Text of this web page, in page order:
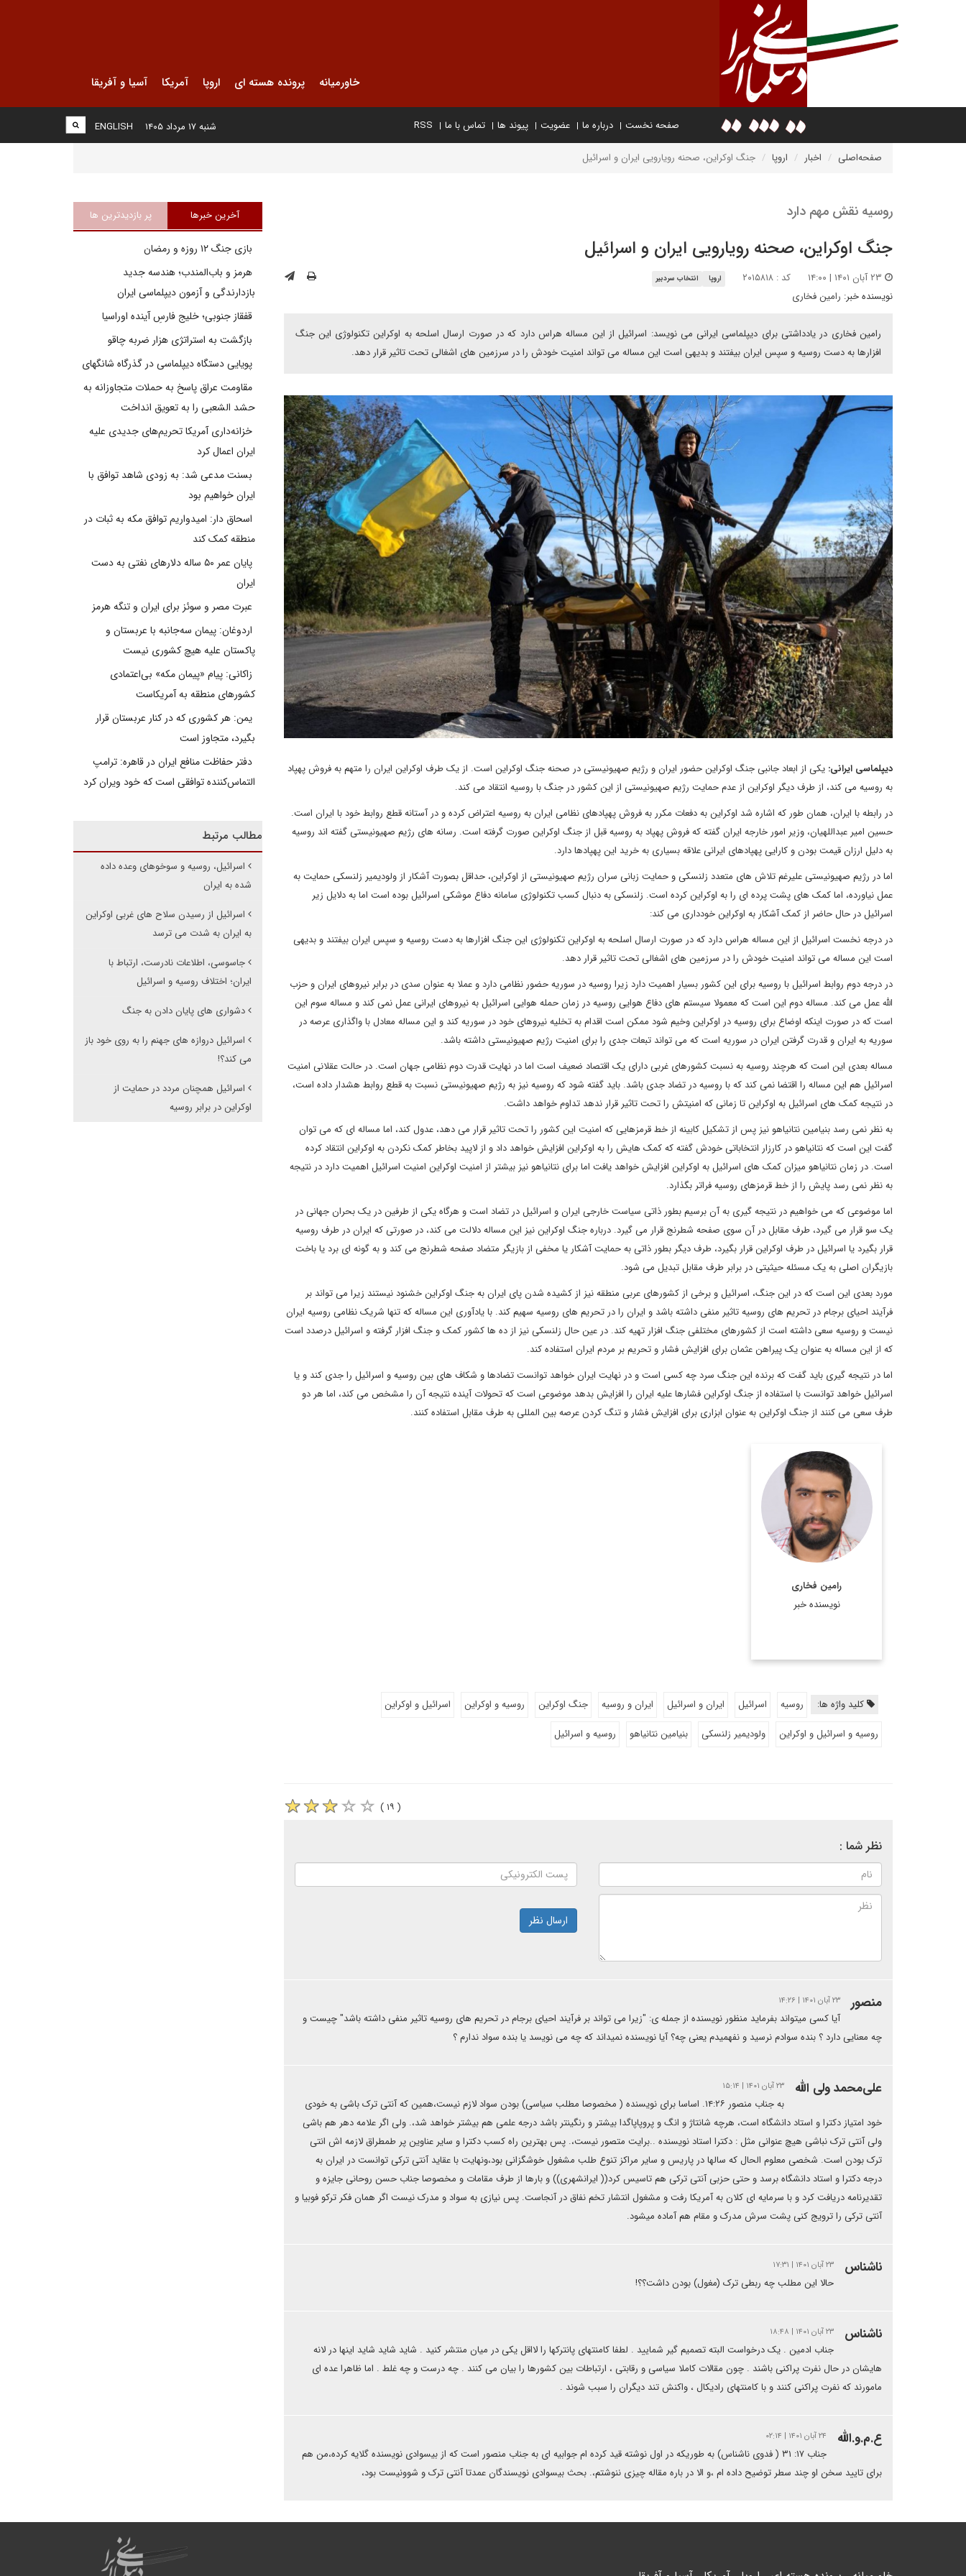
خاورمیانه پرونده هسته ای اروپا آمریکا آسیا و آفریقا
صفحه نخست درباره ما عضویت پیوند ها تماس با ما RSS
ENGLISH شنبه ۱۷ مرداد ۱۴۰۵
صفحه‌اصلی اخبار اروپا جنگ اوکراین، صحنه رویارویی ایران و اسرائیل
روسیه نقش مهم دارد
جنگ اوکراین، صحنه رویارویی ایران و اسرائیل
کد : ۲۰۱۵۸۱۸ اروپا انتخاب سردبیر
نویسنده خبر: رامین فخاری
رامین فخاری در یادداشتی برای دیپلماسی ایرانی می نویسد: اسرائیل از این مساله هراس دارد که در صورت ارسال اسلحه به اوکراین تکنولوژی این جنگ
افزارها به دست روسیه و سپس ایران بیفتند و بدیهی است این مساله می تواند امنیت خودش را در سرزمین های اشغالی تحت تاثیر قرار دهد.
دیپلماسی ایرانی: یکی از ابعاد جانبی جنگ اوکراین حضور ایران و رژیم صهیونیستی در صحنه جنگ اوکراین است. از یک طرف اوکراین ایران را متهم به فروش پهپاد
به روسیه می کند، از طرف دیگر اوکراین از عدم حمایت رژیم صهیونیستی از این کشور در جنگ با روسیه انتقاد می کند.
در رابطه با ایران، همان طور که اشاره شد اوکراین به دفعات مکرر به فروش پهپادهای نظامی ایران به روسیه اعتراض کرده و در آستانه قطع روابط خود با ایران است.
حسین امیر عبداللهیان، وزیر امور خارجه ایران گفته که فروش پهپاد به روسیه قبل از جنگ اوکراین صورت گرفته است. رسانه های رژیم صهیونیستی گفته اند روسیه
به دلیل ارزان قیمت بودن و کارایی پهپادهای ایرانی علاقه بسیاری به خرید این پهپادها دارد.
اما در رژیم صهیونیستی علیرغم تلاش های متعدد زلنسکی و حمایت زبانی سران رژیم صهیونیستی از اوکراین، حداقل بصورت آشکار از ولودیمیر زلنسکی حمایت به
عمل نیاورده، اما کمک های پشت پرده ای را به اوکراین کرده است. زلنسکی به دنبال کسب تکنولوژی سامانه دفاع موشکی اسرائیل بوده است اما به دلایل زیر
اسرائیل در حال حاضر از کمک آشکار به اوکراین خودداری می کند:
در درجه نخست اسرائیل از این مساله هراس دارد که در صورت ارسال اسلحه به اوکراین تکنولوژی این جنگ افزارها به دست روسیه و سپس ایران بیفتند و بدیهی
است این مساله می تواند امنیت خودش را در سرزمین های اشغالی تحت تاثیر قرار دهد.
در درجه دوم روابط اسرائیل با روسیه برای این کشور بسیار اهمیت دارد زیرا روسیه در سوریه حضور نظامی دارد و عملا به عنوان سدی در برابر نیروهای ایران و حزب
الله عمل می کند. مساله دوم این است که معمولا سیستم های دفاع هوایی روسیه در زمان حمله هوایی اسرائیل به نیروهای ایرانی عمل نمی کند و مساله سوم این
است که در صورت اینکه اوضاع برای روسیه در اوکراین وخیم شود ممکن است اقدام به تخلیه نیروهای خود در سوریه کند و این مساله معادل با واگذاری عرصه در
سوریه به ایران و قدرت گرفتن ایران در سوریه است که می تواند تبعات جدی را برای امنیت رژیم صهیونیستی داشته باشد.
مساله بعدی این است که هرچند روسیه به نسبت کشورهای غربی دارای یک اقتصاد ضعیف است اما در نهایت قدرت دوم نظامی جهان است. در حالت عقلانی امنیت
اسرائیل هم این مساله را اقتضا نمی کند که با روسیه در تضاد جدی باشد. باید گفته شود که روسیه نیز به رژیم صهیونیستی نسبت به قطع روابط هشدار داده است،
در نتیجه کمک های اسرائیل به اوکراین تا زمانی که امنیتش را تحت تاثیر قرار ندهد تداوم خواهد داشت.
به نظر نمی رسد بنیامین نتانیاهو نیز پس از تشکیل کابینه از خط قرمزهایی که امنیت این کشور را تحت تاثیر قرار می دهد، عدول کند، اما مساله ای که می توان
گفت این است که نتانیاهو در کارزار انتخاباتی خودش گفته که کمک هایش را به اوکراین افزایش خواهد داد و از لاپید بخاطر کمک نکردن به اوکراین انتقاد کرده
است. در زمان نتانیاهو میزان کمک های اسرائیل به اوکراین افزایش خواهد یافت اما برای نتانیاهو نیز بیشتر از امنیت اوکراین امنیت اسرائیل اهمیت دارد در نتیجه
به نظر نمی رسد پایش را از خط قرمزهای روسیه فراتر بگذارد.
اما موضوعی که می خواهیم در نتیجه گیری به آن برسیم بطور ذاتی سیاست خارجی ایران و اسرائیل در تضاد است و هرگاه یکی از طرفین در یک بحران جهانی در
یک سو قرار می گیرد، طرف مقابل در آن سوی صفحه شطرنج قرار می گیرد. درباره جنگ اوکراین نیز این مساله دلالت می کند، در صورتی که ایران در طرف روسیه
قرار بگیرد یا اسرائیل در طرف اوکراین قرار بگیرد، طرف دیگر بطور ذاتی به حمایت آشکار یا مخفی از بازیگر متضاد صفحه شطرنج می کند و به گونه ای برد یا باخت
بازیگران اصلی به یک مسئله حیثیتی در برابر طرف مقابل تبدیل می شود.
مورد بعدی این است که در این جنگ، اسرائیل و برخی از کشورهای عربی منطقه نیز از کشیده شدن پای ایران به جنگ اوکراین خشنود نیستند زیرا می تواند بر
فرآیند احیای برجام در تحریم های روسیه تاثیر منفی داشته باشد و ایران را در تحریم های روسیه سهیم کند. با یادآوری این مساله که تنها شریک نظامی روسیه ایران
نیست و روسیه سعی داشته است از کشورهای مختلفی جنگ افزار تهیه کند. در عین حال زلنسکی نیز از ده ها کشور کمک و جنگ افزار گرفته و اسرائیل درصدد است
که از این مساله به عنوان یک پیراهن عثمان برای افزایش فشار و تحریم بر مردم ایران استفاده کند.
اما در نتیجه گیری باید گفت که برنده این جنگ سرد چه کسی است و در نهایت ایران خواهد توانست تضادها و شکاف های بین روسیه و اسرائیل را جدی کند و یا
اسرائیل خواهد توانست با استفاده از جنگ اوکراین فشارها علیه ایران را افزایش بدهد موضوعی است که تحولات آینده نتیجه آن را مشخص می کند، اما هر دو
طرف سعی می کنند از جنگ اوکراین به عنوان ابزاری برای افزایش فشار و تنگ کردن عرصه بین المللی به طرف مقابل استفاده کنند.
رامین فخاری
نویسنده خبر
کارشناسی علوم سیاسی
و کارشناسی ارشد مطالعات
خاورمیانه علامه طباطبایی
اطلاعات بیشتر
کلید واژه ها: روسیه اسرائیل ایران و اسرائیل ایران و روسیه جنگ اوکراین روسیه و اوکراین
اسرائیل و اوکراین
روسیه و اسرائیل و اوکراین
ولودیمیر زلنسکی بنیامین نتانیاهو روسیه و اسرائیل
( ۱۹ )
نظر شما :
ارسال نظر
منصور ۲۳ آبان ۱۴۰۱ | ۱۴:۲۶
آیا کسی میتواند بفرماید منظور نویسنده از جمله ی: "زیرا می تواند بر فرآیند احیای برجام در تحریم های روسیه تاثیر منفی داشته باشد" چیست و
چه معنایی دارد ؟ بنده سوادم نرسید و نفهمیدم یعنی چه؟ آیا نویسنده نمیداند که چه می نویسد یا بنده سواد ندارم ؟
علی‌محمد ولی الله ۲۳ آبان ۱۴۰۱ | ۱۵:۱۴
به جناب منصور ۱۴:۲۶. اساسا برای نویسنده ( مخصوصا مطلب سیاسی) بودن سواد لازم نیست،همین که آنتی ترک باشی به خودی
خود امتیاز دکترا و استاد دانشگاه است، هرچه شانتاژ و انگ و پروپاپاگدا بیشتر و رنگینتر باشد درجه علمی هم بیشتر خواهد شد،. ولی اگر علامه دهر هم باشی
ولی آنتی ترک نباشی هیچ عنوانی مثل : دکترا استاد نویسنده ..برایت متصور نیست،. پس بهترین راه کسب دکترا و سایر عناوین پر طمطراق لازمه اش انتی
ترک بودن است. شخصی معلوم الحال که سالها در پاریس و سایر مراکز تنوع طلب مشغول خوشگزانی بود،ونهایت با عقاید آنتی ترکی توانست در ایران به
درجه دکترا و استاد دانشگاه برسد و حتی حزبی آنتی ترکی هم تاسیس کرد(( ایرانشهری)) و بارها از طرف مقامات و مخصوصا جناب حسن روحانی جایزه و
تقدیرنامه دریافت کرد و با سرمایه ای کلان به آمریکا رفت و مشغول انتشار تخم نفاق در آنجاست. پس نیازی به سواد و مدرک نیست اگر همان فکر ترکو فوبیا و
آنتی ترکی را ترویج کنی پشت سرش مدرک و مقام هم آماده میشود.
ناشناس ۲۳ آبان ۱۴۰۱ | ۱۷:۳۱
حالا این مطلب چه ربطی ترک (مغول) بودن داشت؟؟!
ناشناس ۲۳ آبان ۱۴۰۱ | ۱۸:۴۸
جناب ادمین . یک درخواست البته تصمیم گیر شمایید . لطفا کامنتهای پانترکها را لااقل یکی در میان منتشر کنید . شاید شاید شاید اینها در لانه
هایشان در حال نفرت پراکنی باشند . چون مقالات کاملا سیاسی و رقابتی ، ارتباطات بین کشورها را بیان می کنند . چه درست و چه غلط . اما ظاهرا عده ای
مامورند که نفرت پراکنی کنند و با کامنتهای رادیکال ، واکنش تند دیگران را سبب شوند .
ع.م.و.الله ۲۴ آبان ۱۴۰۱ | ۰۲:۱۴
جناب ۱۷: ۳۱ ( فدوی ناشناس) به طوریکه در اول نوشته قید کرده ام جوابیه ای به جناب منصور است که از بیسوادی نویسنده گلایه کرده،من هم
برای تایید سخن او چند سطر توضیح داده ام ،و الا در باره مقاله چیزی ننوشتم،. بحث بیسوادی نویسندگان عمدتا آنتی ترک و شوونیست بود،
آخرین خبرها پر بازدیدترین ها
بازی جنگ ۱۲ روزه و رمضان
هرمز و باب‌المندب؛ هندسه جدید
بازدارندگی و آزمون دیپلماسی ایران
قفقاز جنوبی؛ خلیج فارسِ آینده اوراسیا
بازگشت به استراتژی هزار ضربه چاقو
پویایی دستگاه دیپلماسی در گذرگاه شانگهای
مقاومت عراق پاسخ به حملات متجاوزانه به
حشد الشعبی را به تعویق انداخت
خزانه‌داری آمریکا تحریم‌های جدیدی علیه
ایران اعمال کرد
بسنت مدعی شد: به زودی شاهد توافق با
ایران خواهیم بود
اسحاق دار: امیدواریم توافق مکه به ثبات در
منطقه کمک کند
پایان عمر ۵۰ ساله دلارهای نفتی به دست
ایران
عبرت مصر و سوئز برای ایران و تنگه هرمز
اردوغان: پیمان سه‌جانبه با عربستان و
پاکستان علیه هیچ کشوری نیست
زاکانی: پیام «پیمان مکه» بی‌اعتمادی
کشورهای منطقه به آمریکاست
یمن: هر کشوری که در کنار عربستان قرار
بگیرد، متجاوز است
دفتر حفاظت منافع ایران در قاهره: ترامپ
التماس‌کننده توافقی است که خود ویران کرد
مطالب مرتبط
اسرائیل، روسیه و سوخوهای وعده داده
شده به ایران
اسرائیل از رسیدن سلاح های غربی اوکراین
به ایران به شدت می ترسد
جاسوسی، اطلاعات نادرست، ارتباط با
ایران؛ اختلاف روسیه و اسرائیل
دشواری های پایان دادن به جنگ
اسرائیل دروازه های جهنم را به روی خود باز
می کند؟!
اسرائیل همچنان مردد در حمایت از
اوکراین در برابر روسیه